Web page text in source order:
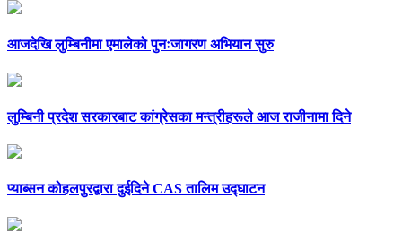
आजदेखि लुम्बिनीमा एमालेको पुनःजागरण अभियान सुरु
लुम्बिनी प्रदेश सरकारबाट कांग्रेसका मन्त्रीहरूले आज राजीनामा दिने
प्याब्सन कोहलपुरद्वारा दुईदिने CAS तालिम उद्घाटन